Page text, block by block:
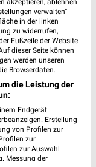
in Ohrdruf
verwalten“
in der linken
zu widerrufen,
Fußzeile der Website
dieser Seite können
werden unseren
Browserdaten.
die Leistung der
Endgerät.
Erstellung
von Profilen zur
zur
zur Auswahl
Messung der